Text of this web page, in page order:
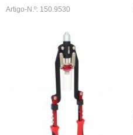
Artigo-N.º: 150.9530